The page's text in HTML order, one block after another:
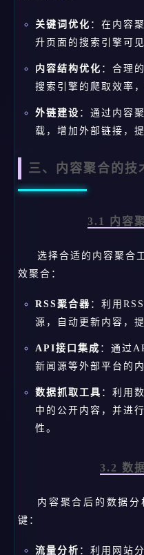
关键词优化 ：在内容
升页面的搜索引擎可见
内容结构优化 ：合理
搜索引擎的爬取效率
外链建设 ：通过内容
载，增加外部链接，
三、内容聚合的技
3.1 内容
选择合适的内容聚合
效聚合：
RSS聚合器 ：利用
源，自动更新内容，
API接口集成 ：通过
新闻源等外部平台的
数据抓取工具 ：利用
中的公开内容，并进
性。
3.2 数
内容聚合后的数据
键：
流量分析 ：利用网站